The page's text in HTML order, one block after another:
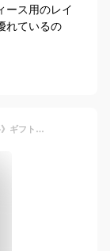
ース用のレイ
れているの
【期間限定★10％ポイントバック】《送料無料》ギフト対象【Wpc.公式】WbyWpc. レインウェア ロングモッズ【撥水 レディース 女性 レインコート おしゃれ アウター 無地 シンプル モッズコート 防水 収納袋 折りたたみ かわいい プレゼント 実用的】